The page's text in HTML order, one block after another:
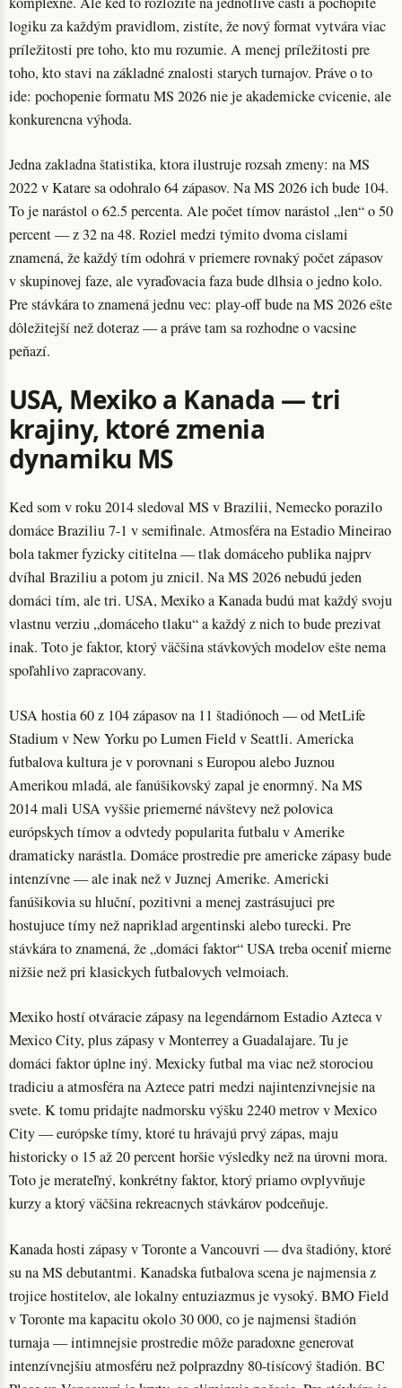
logiku za každým pravidlom, zistíte, že nový format vytvára viac
príležitosti pre toho, kto mu rozumie. A menej príležitosti pre
toho, kto stavi na základné znalosti starych turnajov. Práve o to
ide: pochopenie formatu MS 2026 nie je akademicke cvicenie, ale
konkurencna výhoda.
Jedna zakladna štatistika, ktora ilustruje rozsah zmeny: na MS
2022 v Katare sa odohralo 64 zápasov. Na MS 2026 ich bude 104.
To je narástol o 62.5 percenta. Ale počet tímov narástol „len“ o 50
percent — z 32 na 48. Roziel medzi týmito dvoma cislami
znamená, že každý tím odohrá v priemere rovnaký počet zápasov
v skupinovej faze, ale vyraďovacia faza bude dlhsia o jedno kolo.
Pre stávkára to znamená jednu vec: play-off bude na MS 2026 ešte
dôležitejší než doteraz — a práve tam sa rozhodne o vacsine
peňazí.
USA, Mexiko a Kanada — tri
krajiny, ktoré zmenia
dynamiku MS
Ked som v roku 2014 sledoval MS v Brazilii, Nemecko porazilo
domáce Braziliu 7-1 v semifinale. Atmosféra na Estadio Mineirao
bola takmer fyzicky cititelna — tlak domáceho publika najprv
dvíhal Braziliu a potom ju znicil. Na MS 2026 nebudú jeden
domáci tím, ale tri. USA, Mexiko a Kanada budú mat každý svoju
vlastnu verziu „domáceho tlaku“ a každý z nich to bude prezivat
inak. Toto je faktor, ktorý väčšina stávkových modelov ešte nema
spoľahlivo zapracovany.
USA hostia 60 z 104 zápasov na 11 štadiónoch — od MetLife
Stadium v New Yorku po Lumen Field v Seattli. Americka
futbalova kultura je v porovnani s Europou alebo Juznou
Amerikou mladá, ale fanúšikovský zapal je enormný. Na MS
2014 mali USA vyššie priemerné návštevy než polovica
európskych tímov a odvtedy popularita futbalu v Amerike
dramaticky narástla. Domáce prostredie pre americke zápasy bude
intenzívne — ale inak než v Juznej Amerike. Americki
fanúšikovia su hluční, pozitivni a menej zastrásujuci pre
hostujuce tímy než napriklad argentinski alebo turecki. Pre
stávkára to znamená, že „domáci faktor“ USA treba oceniť mierne
nižšie než pri klasickych futbalovych velmoiach.
Mexiko hostí otváracie zápasy na legendárnom Estadio Azteca v
Mexico City, plus zápasy v Monterrey a Guadalajare. Tu je
domáci faktor úplne iný. Mexicky futbal ma viac než storociou
tradiciu a atmosféra na Aztece patri medzi najintenzivnejsie na
svete. K tomu pridajte nadmorsku výšku 2240 metrov v Mexico
City — európske tímy, ktoré tu hrávajú prvý zápas, maju
historicky o 15 až 20 percent horšie výsledky než na úrovni mora.
Toto je merateľný, konkrétny faktor, ktorý priamo ovplyvňuje
kurzy a ktorý väčšina rekreacnych stávkárov podceňuje.
Kanada hosti zápasy v Toronte a Vancouvri — dva štadióny, ktoré
su na MS debutantmi. Kanadska futbalova scena je najmensia z
trojice hostitelov, ale lokalny entuziazmus je vysoký. BMO Field
v Toronte ma kapacitu okolo 30 000, co je najmensi štadión
turnaja — intimnejsie prostredie môže paradoxne generovat
intenzívnejšiu atmosféru než polprazdny 80-tisícový štadión. BC